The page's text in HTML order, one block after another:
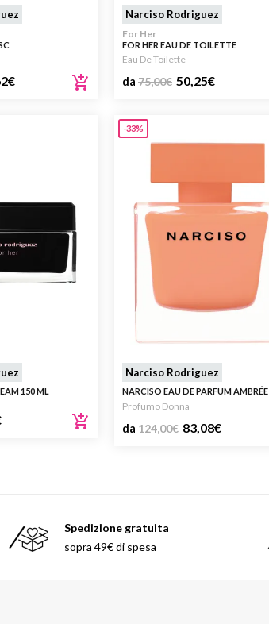
€
Narciso Rodriguez
For Her
FOR HER EAU DE TOILETTE
Eau De Toilette
da 75,00€ 50,25€
150 ML
-33%
Narciso Rodriguez
NARCISO EAU DE PARFUM AMBRÉE
Profumo Donna
da 124,00€ 83,08€
Spedizione gratuita
sopra 49€ di spesa